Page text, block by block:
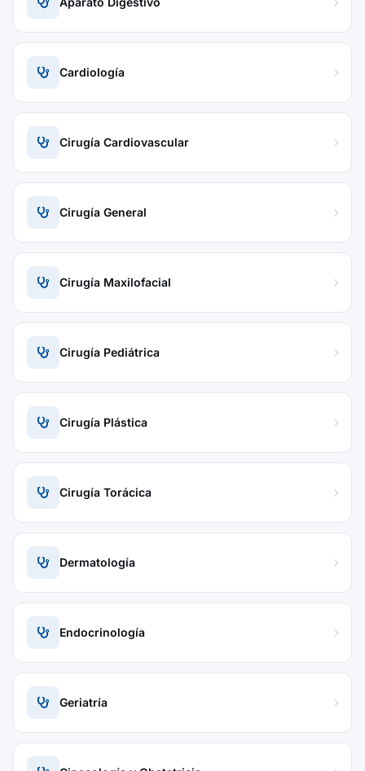
Cardiología
Cirugía Cardiovascular
Cirugía General
Cirugía Maxilofacial
Cirugía Pediátrica
Cirugía Plástica
Cirugía Torácica
Dermatología
Endocrinología
Geriatría